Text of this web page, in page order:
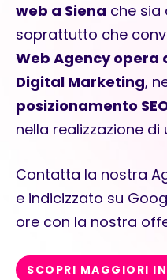
web a Siena che sia
soprattutto che
Web Agency opera
Digital Marketing,
posizionamento
nella realizzazione
Contatta la nostra
e indicizzato su
ore con la nostra
SCOPRI MAGGIORI